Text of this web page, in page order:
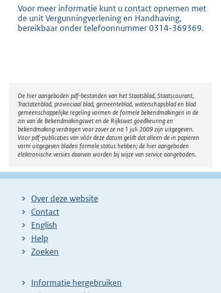
Voor meer informatie kunt u contact opnemen met
de unit Vergunningverlening en Handhaving,
bereikbaar onder telefoonnummer 0314-369369.
Disclaimer
De hier aangeboden pdf-bestanden van het Staatsblad, Staatscourant,
Tractatenblad, provinciaal blad, gemeenteblad, waterschapsblad en blad
gemeenschappelijke regeling vormen de formele bekendmakingen in de
zin van de Bekendmakingswet en de Rijkswet goedkeuring en
bekendmaking verdragen voor zover ze na 1 juli 2009 zijn uitgegeven.
Voor pdf-publicaties van vóór deze datum geldt dat alleen de in papieren
vorm uitgegeven bladen formele status hebben; de hier aangeboden
elektronische versies daarvan worden bij wijze van service aangeboden.
Over deze website
Contact
English
Help
Zoeken
Informatie hergebruiken